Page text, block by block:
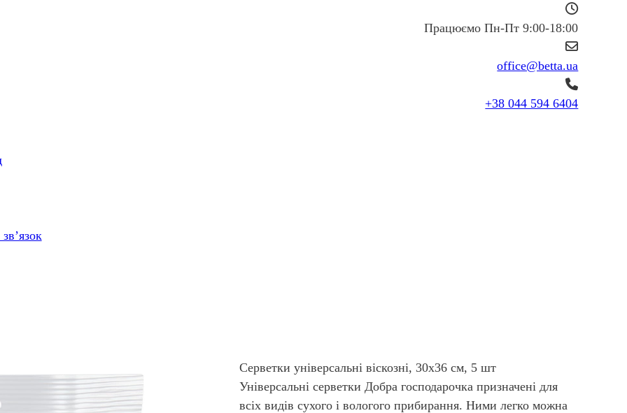
Працюємо Пн-Пт 9:00-18:00
office@betta.ua
+38 044 594 6404
Серветки універсальні віскозні, 30х36 см, 5 шт
Універсальні серветки Добра господарочка призначені для
всіх видів сухого і вологого прибирання. Ними легко можна